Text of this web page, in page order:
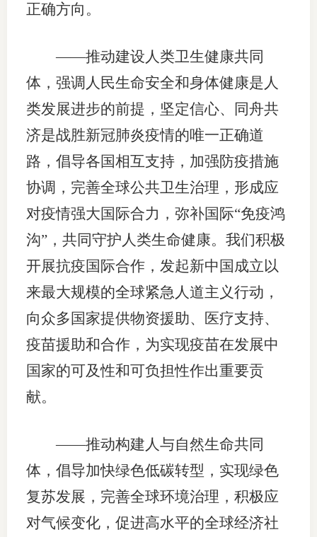
正确方向。
——推动建设人类卫生健康共同
体，强调人民生命安全和身体健康是人
类发展进步的前提，坚定信心、同舟共
济是战胜新冠肺炎疫情的唯一正确道
路，倡导各国相互支持，加强防疫措施
协调，完善全球公共卫生治理，形成应
对疫情强大国际合力，弥补国际“免疫鸿
沟”，共同守护人类生命健康。我们积极
开展抗疫国际合作，发起新中国成立以
来最大规模的全球紧急人道主义行动，
向众多国家提供物资援助、医疗支持、
疫苗援助和合作，为实现疫苗在发展中
国家的可及性和可负担性作出重要贡
献。
——推动构建人与自然生命共同
体，倡导加快绿色低碳转型，实现绿色
复苏发展，完善全球环境治理，积极应
对气候变化，促进高水平的全球经济社